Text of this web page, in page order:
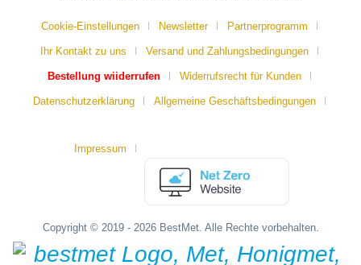
Cookie-Einstellungen Newsletter Partnerprogramm
Ihr Kontakt zu uns Versand und Zahlungsbedingungen
Bestellung wiiderrufen Widerrufsrecht für Kunden
Datenschutzerklärung Allgemeine Geschäftsbedingungen
Impressum
Copyright © 2019 - 2026 BestMet. Alle Rechte vorbehalten.